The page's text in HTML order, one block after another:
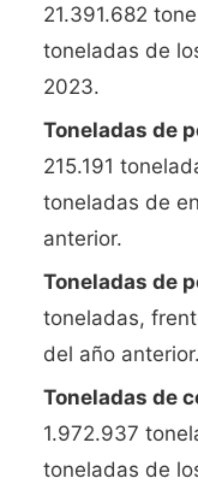
21.391.682
toneladas de
2023.
Toneladas de
215.191
toneladas de
anterior.
Toneladas de
toneladas,
del año anterior.
Toneladas de
1.972.937
toneladas de